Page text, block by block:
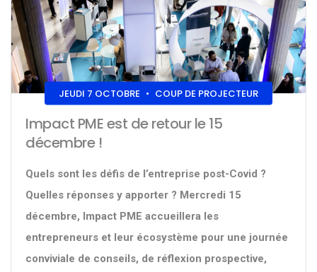
JEUDI 7 OCTOBRE • COUP DE PROJECTEUR
Impact PME est de retour le 15
décembre !
Quels sont les défis de l’entreprise post-Covid ?
Quelles réponses y apporter ? Mercredi 15
décembre, Impact PME accueillera les
entrepreneurs et leur écosystème pour une journée
conviviale de conseils, de réflexion prospective,